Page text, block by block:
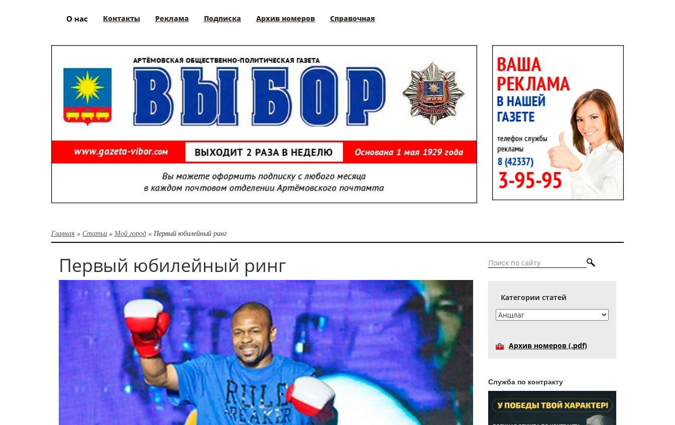
О нас Контакты Реклама Подписка Архив номеров Справочная
Главная » Статьи » Мой город » Первый юбилейный ринг
Первый юбилейный ринг
Категории статей
Архив номеров (.pdf)
Служба по контракту